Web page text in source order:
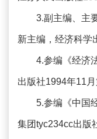
3.副主编、主
新主编，经济科学
4.参编《经济
出版社1994年11月
5.参编《中国
集团tyc234cc出版